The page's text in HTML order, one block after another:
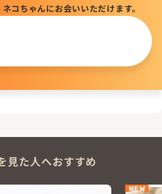
コちゃんにお会いいただけます。
見た人へおすすめ
NEW